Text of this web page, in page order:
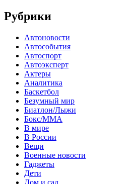
Рубрики
Автоновости
Автособытия
Автоспорт
Автоэксперт
Актеры
Аналитика
Баскетбол
Безумный мир
Биатлон/Лыжи
Бокс/MMA
В мире
В России
Вещи
Военные новости
Гаджеты
Дети
Дом и сад